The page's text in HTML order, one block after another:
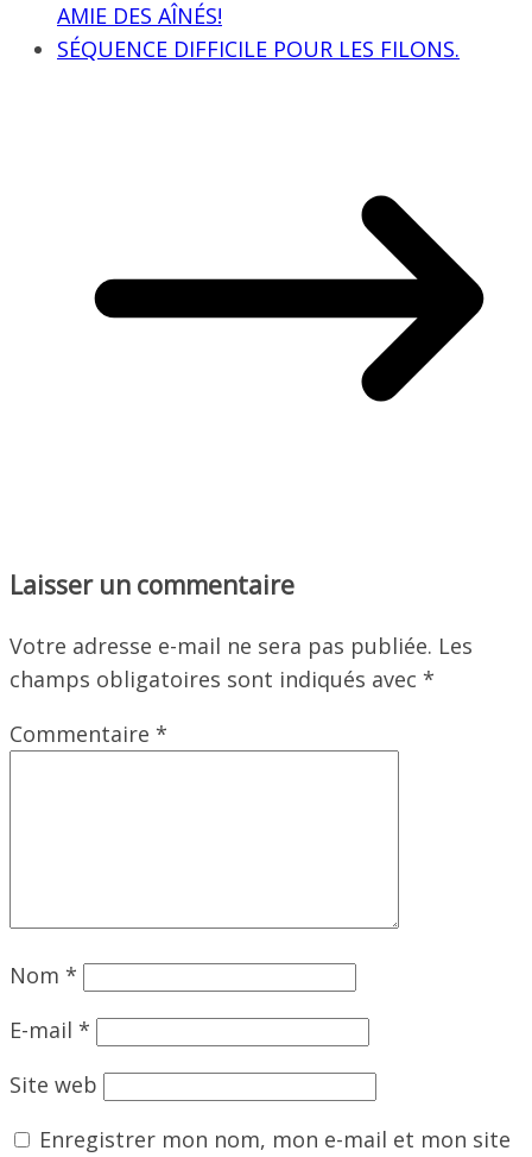
AMIE DES AÎNÉS!
SÉQUENCE DIFFICILE POUR LES FILONS.
Laisser un commentaire
Votre adresse e-mail ne sera pas publiée. Les
champs obligatoires sont indiqués avec *
Commentaire *
Nom *
E-mail *
Site web
Enregistrer mon nom, mon e-mail et mon site